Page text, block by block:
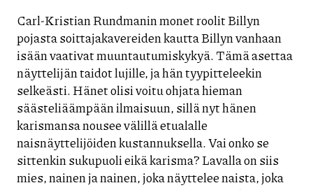
Carl-Kristian Rundmanin monet roolit Billyn
pojasta soittajakavereiden kautta Billyn vanhaan
isään vaativat muuntautumiskykyä. Tämä asettaa
näyttelijän taidot lujille, ja hän tyypitteleekin
selkeästi. Hänet olisi voitu ohjata hieman
säästeliäämpään ilmaisuun, sillä nyt hänen
karismansa nousee välillä etualalle
naisnäyttelijöiden kustannuksella. Vai onko se
sittenkin sukupuoli eikä karisma? Lavalla on siis
mies, nainen ja nainen, joka näyttelee naista, joka